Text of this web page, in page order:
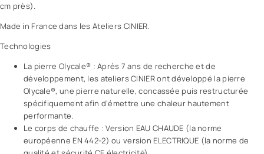
cm près).
Made in France dans les Ateliers CINIER.
Technologies
La pierre Olycale® : Après 7 ans de recherche et de
développement, les ateliers CINIER ont développé la pierre
Olycale®, une pierre naturelle, concassée puis restructurée
spécifiquement afin d’émettre une chaleur hautement
performante.
Le corps de chauffe : Version EAU CHAUDE (la norme
européenne EN 442-2) ou version ELECTRIQUE (la norme de